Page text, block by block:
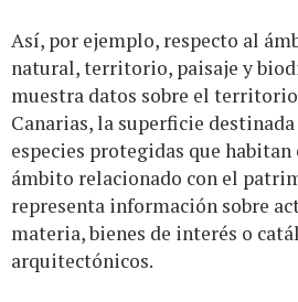
Así, por ejemplo, respecto al
natural, territorio, paisaje y
muestra datos sobre el
Canarias, la superficie
especies protegidas que habitan
ámbito relacionado con el
representa información sobre
materia, bienes de interés o
arquitectónicos.